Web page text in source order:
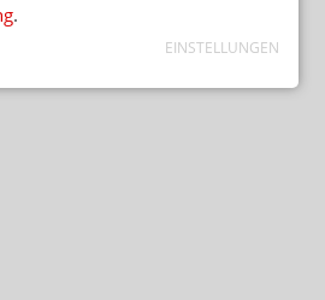
.
EINSTELLUNGEN